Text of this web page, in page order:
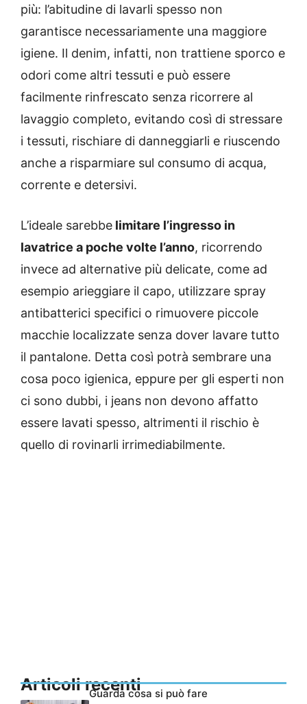
più: l’abitudine di lavarli spesso non
garantisce necessariamente una maggiore
igiene. Il denim, infatti, non trattiene sporco e
odori come altri tessuti e può essere
facilmente rinfrescato senza ricorrere al
lavaggio completo, evitando così di stressare
i tessuti, rischiare di danneggiarli e riuscendo
anche a risparmiare sul consumo di acqua,
corrente e detersivi.
L’ideale sarebbe limitare l’ingresso in
lavatrice a poche volte l’anno, ricorrendo
invece ad alternative più delicate, come ad
esempio arieggiare il capo, utilizzare spray
antibatterici specifici o rimuovere piccole
macchie localizzate senza dover lavare tutto
il pantalone. Detta così potrà sembrare una
cosa poco igienica, eppure per gli esperti non
ci sono dubbi, i jeans non devono affatto
essere lavati spesso, altrimenti il rischio è
quello di rovinarli irrimediabilmente.
Articoli recentiGuarda cosa si può fare